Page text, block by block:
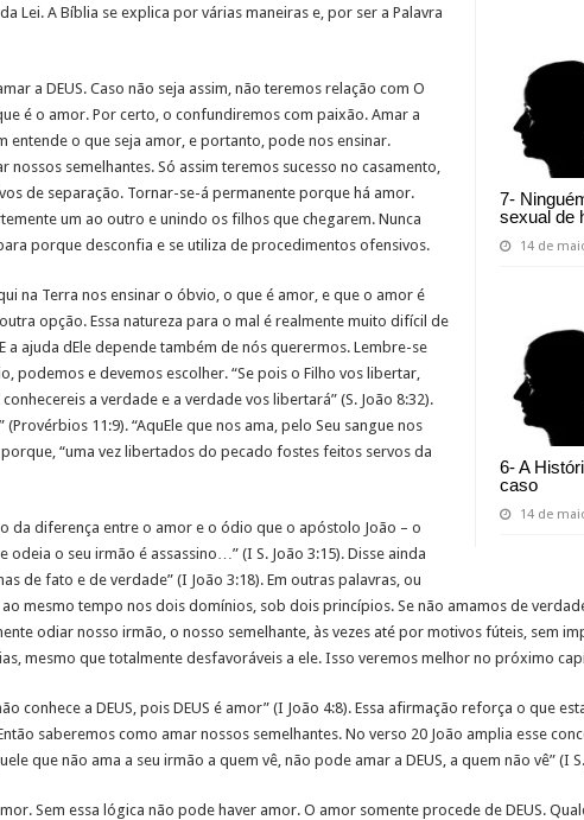
7-
sexual de
14 de
6- A
caso
14 de
Lei. A Bíblia se explica por várias maneiras e, por ser a Palavra
a DEUS. Caso não seja assim, não teremos relação com O
é o amor. Por certo, o confundiremos com paixão. Amar a
entende o que seja amor, e portanto, pode nos ensinar.
semelhantes. Só assim teremos sucesso no casamento,
de separação. Tornar-se-á permanente porque há amor.
um ao outro e unindo os filhos que chegarem. Nunca
porque desconfia e se utiliza de procedimentos ofensivos.
na Terra nos ensinar o óbvio, o que é amor, e que o amor é
opção. Essa natureza para o mal é realmente muito difícil de
a ajuda dEle depende também de nós querermos. Lembre-se
podemos e devemos escolher. “Se pois o Filho vos libertar,
a verdade e a verdade vos libertará” (S. João 8:32).
11:9). “AquEle que nos ama, pelo Seu sangue nos
“uma vez libertados do pecado fostes feitos servos da
da diferença entre o amor e o ódio que o apóstolo João – o
o seu irmão é assassino…” (I S. João 3:15). Disse ainda
de fato e de verdade” (I João 3:18). Em outras palavras, ou
mesmo tempo nos dois domínios, sob dois princípios. Se não amamos de
odiar nosso irmão, o nosso semelhante, às vezes até por motivos fúteis, sem
mesmo que totalmente desfavoráveis a ele. Isso veremos melhor no próximo
conhece a DEUS, pois DEUS é amor” (I João 4:8). Essa afirmação reforça o que
saberemos como amar nossos semelhantes. No verso 20 João amplia esse
que não ama a seu irmão a quem vê, não pode amar a DEUS, a quem não vê” (I
Sem essa lógica não pode haver amor. O amor somente procede de DEUS.